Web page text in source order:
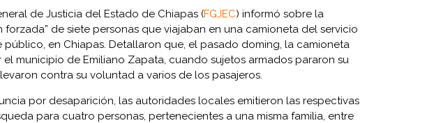
de Justicia del Estado de Chiapas (FGJEC) informó sobre la
forzada” de siete personas que viajaban en una camioneta del servicio
público, en Chiapas. Detallaron que, el pasado doming, la camioneta
municipio de Emiliano Zapata, cuando sujetos armados pararon su
contra su voluntad a varios de los pasajeros.
por desaparición, las autoridades locales emitieron las respectivas
para cuatro personas, pertenecientes a una misma familia, entre